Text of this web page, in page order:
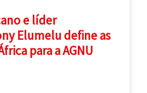
e líder
Elumelu define as
para a AGNU